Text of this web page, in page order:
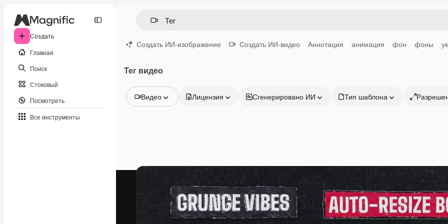
Создать
Главная
Поиск
Стоковый
Посмотреть
Все инструменты
Создать ИИ-изображение Создать ИИ-видео Аннотация анимация фон фоны
Тег видео
Видео
Видео
Видеоролик
Моушн-дизайн
Видеошаблоны
3D-модели
Лицензия Сгенерировано ИИ Тип шаблона
Продукция Начать